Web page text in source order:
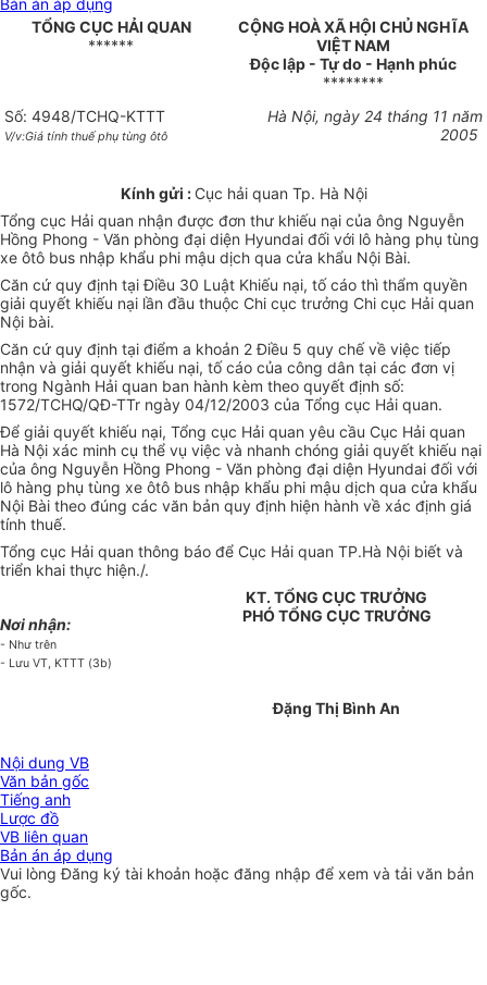
Bản án áp dụng
TỔNG CỤC HẢI QUAN
******
CỘNG HOÀ XÃ HỘI CHỦ NGHĨA
VIỆT NAM
Độc lập - Tự do - Hạnh phúc
********
Số: 4948/TCHQ-KTTT
V/v:Giá tính thuế phụ tùng ôtô
Hà Nội, ngày 24 tháng 11 năm
2005
Kính gửi : Cục hải quan Tp. Hà Nội
Tổng cục Hải quan nhận được đơn thư khiếu nại của ông Nguyễn
Hồng Phong - Văn phòng đại diện Hyundai đối với lô hàng phụ tùng
xe ôtô bus nhập khẩu phi mậu dịch qua cửa khẩu Nội Bài.
Căn cứ quy định tại Điều 30 Luật Khiếu nại, tố cáo thì thẩm quyền
giải quyết khiếu nại lần đầu thuộc Chi cục trưởng Chi cục Hải quan
Nội bài.
Căn cứ quy định tại điểm a khoản 2 Điều 5 quy chế về việc tiếp
nhận và giải quyết khiếu nại, tố cáo của công dân tại các đơn vị
trong Ngành Hải quan ban hành kèm theo quyết định số:
1572/TCHQ/QĐ-TTr ngày 04/12/2003 của Tổng cục Hải quan.
Để giải quyết khiếu nại, Tổng cục Hải quan yêu cầu Cục Hải quan
Hà Nội xác minh cụ thể vụ việc và nhanh chóng giải quyết khiếu nại
của ông Nguyễn Hồng Phong - Văn phòng đại diện Hyundai đối với
lô hàng phụ tùng xe ôtô bus nhập khẩu phi mậu dịch qua cửa khẩu
Nội Bài theo đúng các văn bản quy định hiện hành về xác định giá
tính thuế.
Tổng cục Hải quan thông báo để Cục Hải quan TP.Hà Nội biết và
triển khai thực hiện./.
Nơi nhận:
- Như trên
- Lưu VT, KTTT (3b)
KT. TỔNG CỤC TRƯỞNG
PHÓ TỔNG CỤC TRƯỞNG
Đặng Thị Bình An
Nội dung VB
Văn bản gốc
Tiếng anh
Lược đồ
VB liên quan
Bản án áp dụng
Vui lòngĐăng ký tài khoản hoặc đăng nhập để xem và tải văn bản
gốc.